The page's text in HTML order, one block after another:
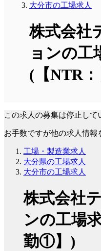
大分市の工場求人
株式会社
ョンの工
(【NTR
この求人の募集は停止して
お手数ですが他の求人情報
工場・製造業求人
大分県の工場求人
大分市の工場求人
株式会社
ンの工場
勤①】)